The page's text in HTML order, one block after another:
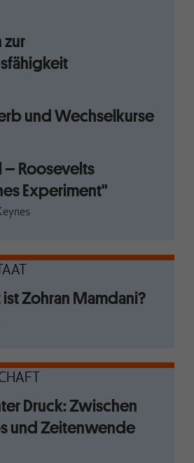
zur
und Wechselkurse
– Roosevelts
Experiment"
Zohran Mamdani?
Druck: Zwischen
und Zeitenwende